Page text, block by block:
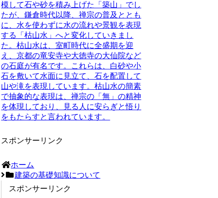
模して石や砂を積み上げた「築山」でし
たが、鎌倉時代以降、禅宗の普及ととも
に、水を使わずに水の流れや景観を表現
する「枯山水」へと変化していきまし
た。枯山水は、室町時代に全盛期を迎
え、京都の竜安寺や大徳寺の大仙院など
の石庭が有名です。これらは、白砂や小
石を敷いて水面に見立て、石を配置して
山や滝を表現しています。枯山水の簡素
で抽象的な表現は、禅宗の「無」の精神
を体現しており、見る人に安らぎと悟り
をもたらすと言われています。
スポンサーリンク
ホーム
建築の基礎知識について
スポンサーリンク